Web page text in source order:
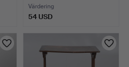
Värdering
54 USD